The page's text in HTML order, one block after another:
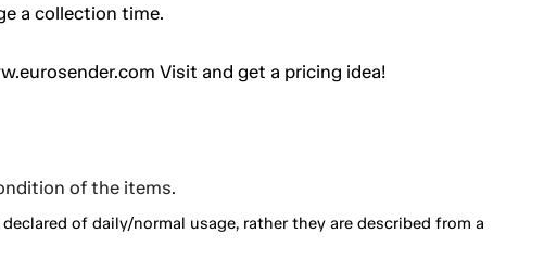
a collection time.
Visit and get a pricing idea!
of the items.
of daily/normal usage, rather they are described from a